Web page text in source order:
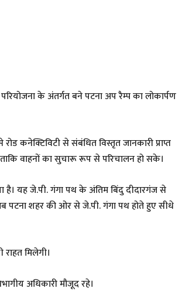
के अंतर्गत बने पटना अप रैम्प का लोकार्पण
कनेक्टिविटी से संबंधित विस्तृत जानकारी प्राप्त
वाहनों का सुचारू रूप से परिचालन हो सके।
है। यह जे.पी. गंगा पथ के अंतिम बिंदु दीदारगंज से
पटना शहर की ओर से जे.पी. गंगा पथ होते हुए सीधे
मिलेगी।
अधिकारी मौजूद रहे।